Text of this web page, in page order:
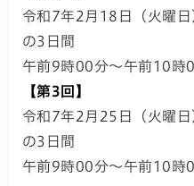
令和7年2月18日（火曜
の3日間
午前9時00分～午前10時
【第3回】
令和7年2月25日（火曜
の3日間
午前9時00分～午前10時